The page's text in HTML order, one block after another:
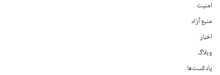
امنیت
منبع آزاد
اخبار
وبلاگ
پادکست‌ها